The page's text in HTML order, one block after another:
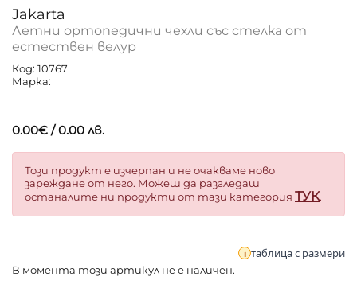
Jakarta
Летни ортопедични чехли със стелка от
естествен велур
Код: 10767
Марка:
0.00€ / 0.00 лв.
Този продукт е изчерпан и не очакваме ново
зареждане от него. Можеш да разгледаш
останалите ни продукти от тази категория ТУК.
таблица с размери
В момента този артикул не е наличен.